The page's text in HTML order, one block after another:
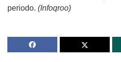
periodo. (Infoqroo)